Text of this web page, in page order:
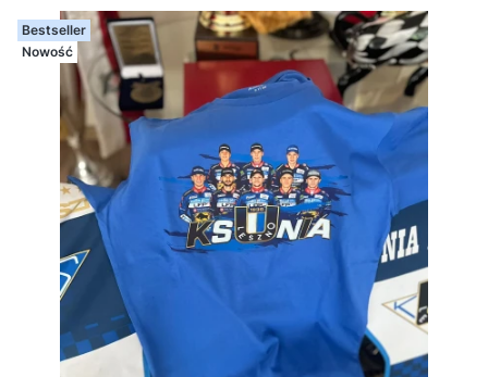
Bestseller
Nowość